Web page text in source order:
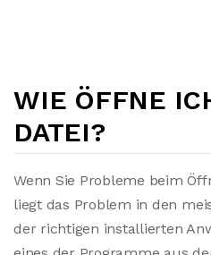
WIE ÖFFNE
DATEI?
Wenn Sie Probleme beim
liegt das Problem in den
der richtigen installierten